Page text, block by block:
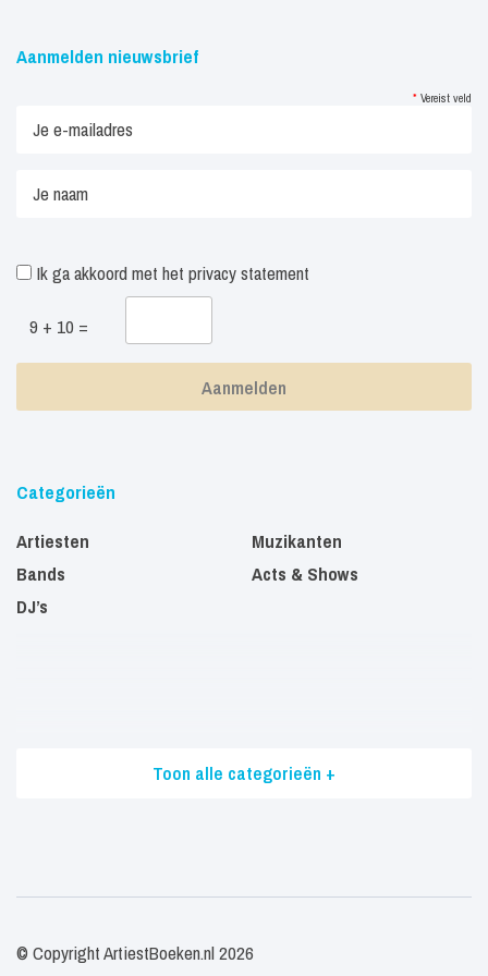
Aanmelden nieuwsbrief
* Vereist veld
Ik ga akkoord met het privacy statement
9 + 10 =
Categorieën
Artiesten
Bands
DJ’s
Muzikanten
Acts & Shows
Toon alle categorieën +
© Copyright ArtiestBoeken.nl 2026